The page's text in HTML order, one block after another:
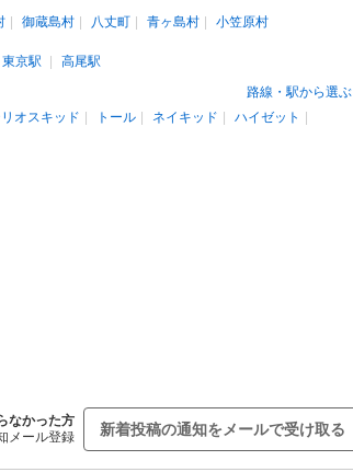
御蔵島村 八丈町 青ヶ島村 小笠原村
東京駅
高尾駅
路線・駅から選ぶ
オスキッド トール ネイキッド
ハイゼット
なかった方
メール登録
新着投稿の通知をメールで受け取る